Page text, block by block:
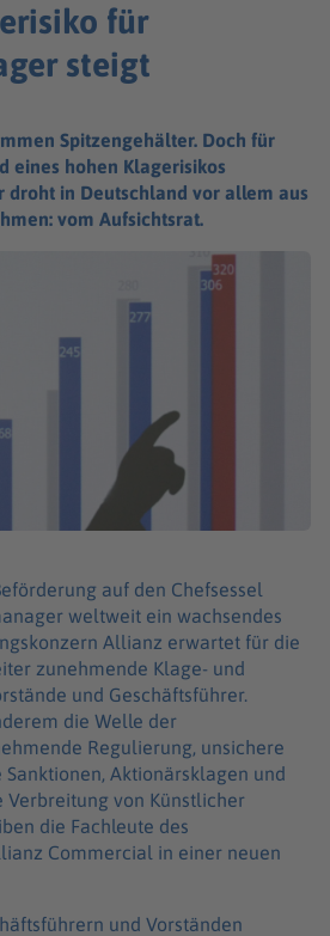
für
steigt
Spitzengehälter. Doch für
eines hohen Klagerisikos
droht in Deutschland vor allem aus
vom Aufsichtsrat.
auf den Chefsessel
weltweit ein wachsendes
Allianz erwartet für die
zunehmende Klage- und
und Geschäftsführer.
die Welle der
Regulierung, unsichere
Aktionärsklagen und
Verbreitung von Künstlicher
die Fachleute des
Commercial in einer neuen
und Vorständen